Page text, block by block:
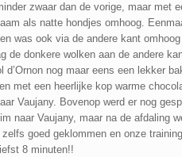
zwaar dan de vorige, maar met
als natte hondjes omhoog.
was ook via de andere kant
de donkere wolken aan de andere
d’Ornon nog maar eens een lekker
met een heerlijke kop warme
Vaujany. Bovenop werd er nog
naar Vaujany, maar na de afdaling
zelfs goed geklommen en onze
8 minuten!!